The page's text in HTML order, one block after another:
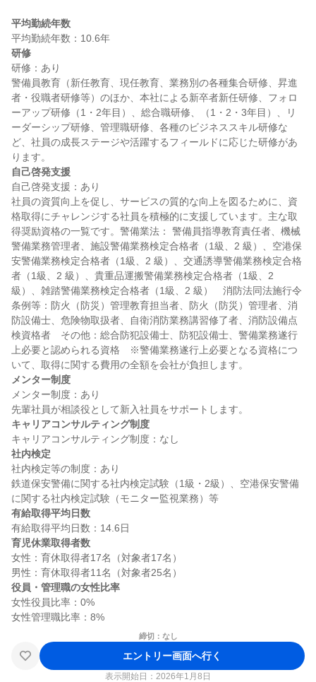
平均勤続年数
研修
研修：あり
警備員教育（新任教育、現任教育、業務別の各種集合研修、昇進
者・役職者研修等）のほか、本社による新卒者新任研修、フォロ
ーアップ研修（1・2年目）、総合職研修、（1・2・3年目）、リ
ーダーシップ研修、管理職研修、各種のビジネススキル研修な
ど、社員の成長ステージや活躍するフィールドに応じた研修があ
自己啓発支援
自己啓発支援：あり
社員の資質向上を促し、サービスの質的な向上を図るために、資
格取得にチャレンジする社員を積極的に支援しています。主な取
得奨励資格の一覧です。警備業法： 警備員指導教育責任者、機械
警備業務管理者、施設警備業務検定合格者（1級、2 級）、空港保
安警備業務検定合格者（1級、2 級）、交通誘導警備業務検定合格
者（1級、2 級）、貴重品運搬警備業務検定合格者（1級、2
級）、雑踏警備業務検定合格者（1級、2 級）　消防法同法施行令
条例等：防火（防災）管理教育担当者、防火（防災）管理者、消
防設備士、危険物取扱者、自衛消防業務講習修了者、消防設備点
検資格者　その他：総合防犯設備士、防犯設備士、警備業務遂行
上必要と認められる資格　※警備業務遂行上必要となる資格につ
メンター制度
メンター制度：あり
キャリアコンサルティング制度
社内検定
社内検定等の制度：あり
鉄道保安警備に関する社内検定試験（1級・2級）、空港保安警備
有給取得平均日数
育児休業取得者数
女性：育休取得者17名（対象者17名）
役員・管理職の女性比率
女性役員比率：0%
締切：なし
エントリー画面へ行く
表示開始日：2026年1月8日